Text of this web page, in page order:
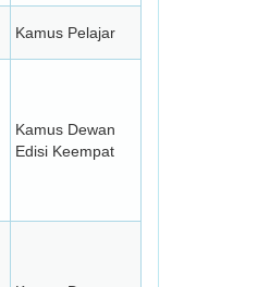
Kamus Pelajar
Kamus Dewan
Edisi Keempat